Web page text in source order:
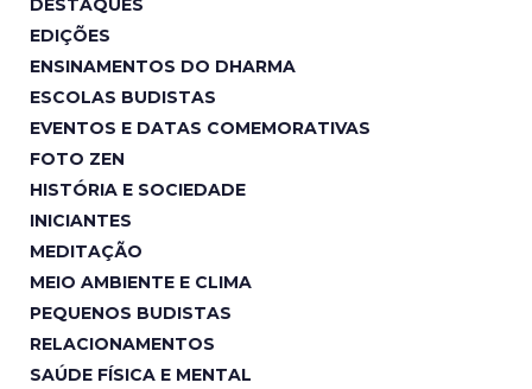
EDIÇÕES
ENSINAMENTOS DO DHARMA
ESCOLAS BUDISTAS
EVENTOS E DATAS COMEMORATIVAS
FOTO ZEN
HISTÓRIA E SOCIEDADE
INICIANTES
MEDITAÇÃO
MEIO AMBIENTE E CLIMA
PEQUENOS BUDISTAS
RELACIONAMENTOS
SAÚDE FÍSICA E MENTAL